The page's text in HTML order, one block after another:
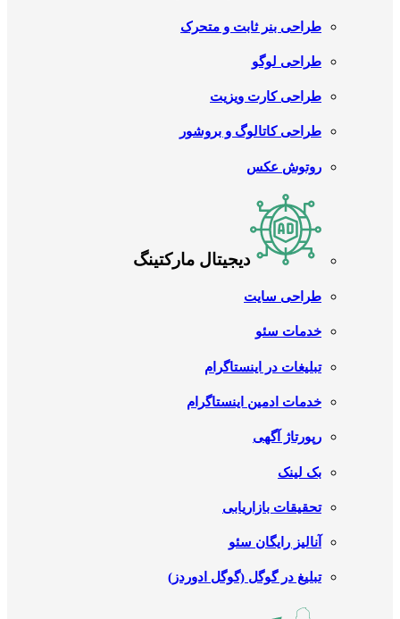
طراحی بنر ثابت و متحرک
طراحی لوگو
طراحی کارت ویزیت
طراحی کاتالوگ و بروشور
روتوش عکس
دیجیتال مارکتینگ
طراحی سایت
خدمات سئو
تبلیغات در اینستاگرام
خدمات ادمین اینستاگرام
رپورتاژ آگهی
بک لینک
تحقیقات بازاریابی
آنالیز رایگان سئو
تبلیغ در گوگل (گوگل ادوردز)